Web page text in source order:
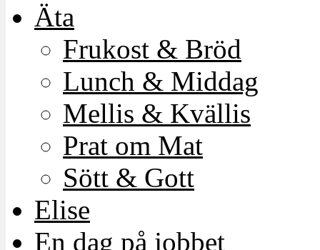
Äta
Frukost & Bröd
Lunch & Middag
Mellis & Kvällis
Prat om Mat
Sött & Gott
Elise
En dag på jobbet